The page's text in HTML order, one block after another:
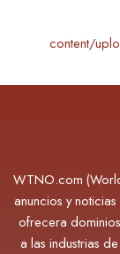
content/
WTNO.com
anuncios y
ofrecera
a las industrias